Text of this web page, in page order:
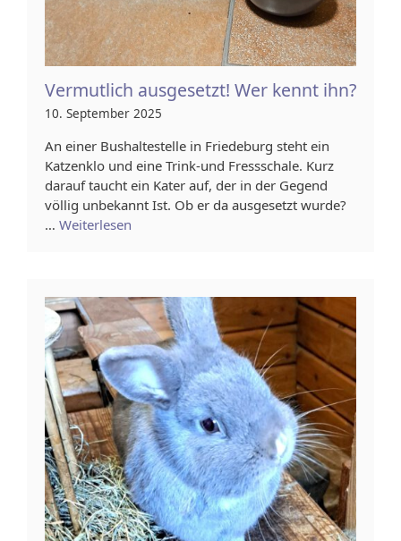
Vermutlich ausgesetzt! Wer kennt ihn?
10. September 2025
An einer Bushaltestelle in Friedeburg steht ein
Katzenklo und eine Trink-und Fressschale. Kurz
darauf taucht ein Kater auf, der in der Gegend
völlig unbekannt Ist. Ob er da ausgesetzt wurde?
… Weiterlesen